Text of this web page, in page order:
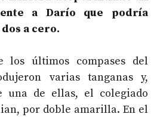
a Darío que podría
a cero.
los últimos compases del
varias tanganas y,
una de ellas, el colegiado
por doble amarilla. En el